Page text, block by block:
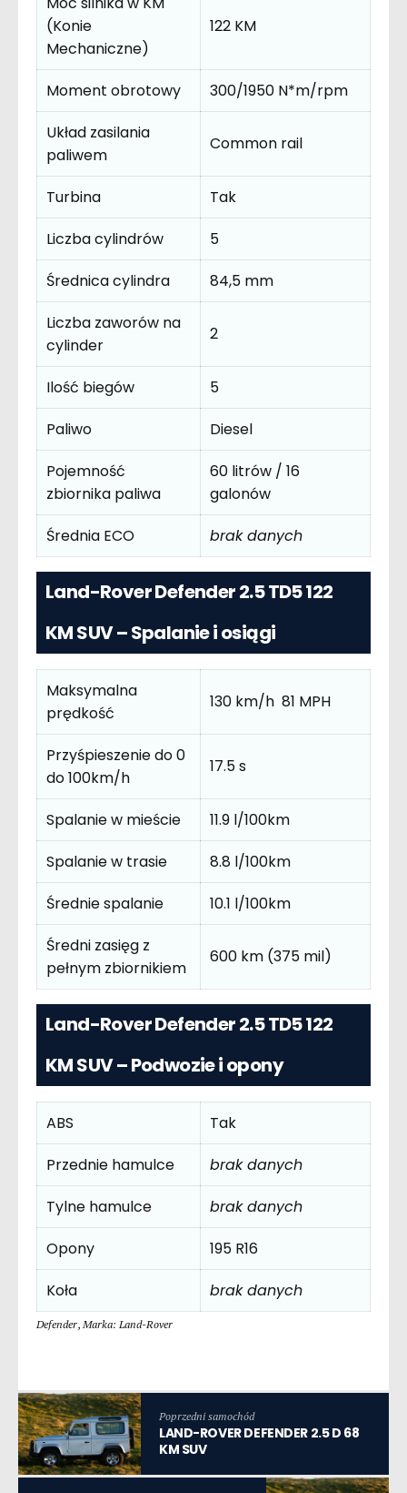
(Konie
Mechaniczne)
122 KM
Moment obrotowy
300/1950 N*m/rpm
Układ zasilania
paliwem
Common rail
Turbina
Tak
Liczba cylindrów
5
Średnica cylindra
84,5 mm
Liczba zaworów na
cylinder
2
Ilość biegów
5
Paliwo
Diesel
Pojemność
zbiornika paliwa
60 litrów / 16
galonów
Średnia ECO
brak danych
Land-Rover Defender 2.5 TD5 122
KM SUV – Spalanie i osiągi
Maksymalna
prędkość
130 km/h 81 MPH
Przyśpieszenie do 0
do 100km/h
17.5 s
Spalanie w mieście
11.9 l/100km
Spalanie w trasie
8.8 l/100km
Średnie spalanie
10.1 l/100km
Średni zasięg z
pełnym zbiornikiem
600 km (375 mil)
Land-Rover Defender 2.5 TD5 122
KM SUV – Podwozie i opony
ABS
Tak
Przednie hamulce
brak danych
Tylne hamulce
brak danych
Opony
195 R16
Koła
brak danych
Defender, Marka: Land-Rover
Poprzedni samochód
LAND-ROVER DEFENDER 2.5 D 68
KM SUV